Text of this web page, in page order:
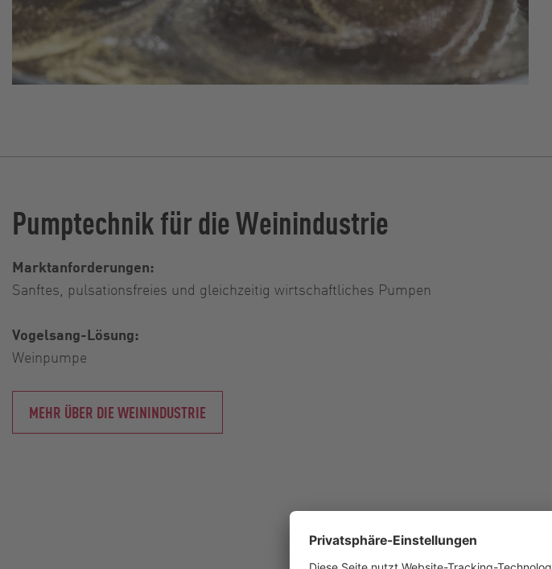
Pumptechnik für die Weinindustrie
Marktanforderungen:
Sanftes, pulsationsfreies und gleichzeitig wirtschaftliches Pumpen
Vogelsang-Lösung:
Weinpumpe
MEHR ÜBER DIE WEININDUSTRIE